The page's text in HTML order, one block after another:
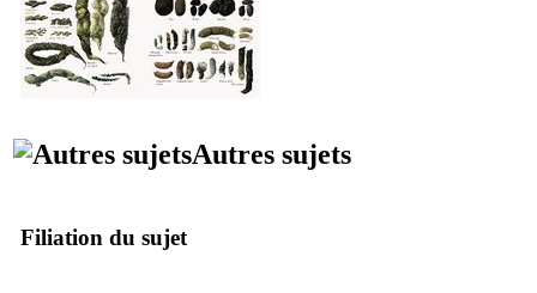
Autres sujets
Filiation du sujet